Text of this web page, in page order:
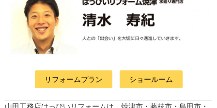
リフォームプラン ショールーム